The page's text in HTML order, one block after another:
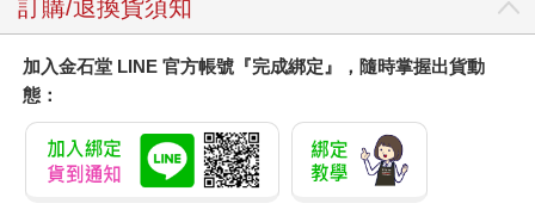
訂購/退換貨須知
加入金石堂 LINE 官方帳號『完成綁定』，隨時掌握出貨動
態：